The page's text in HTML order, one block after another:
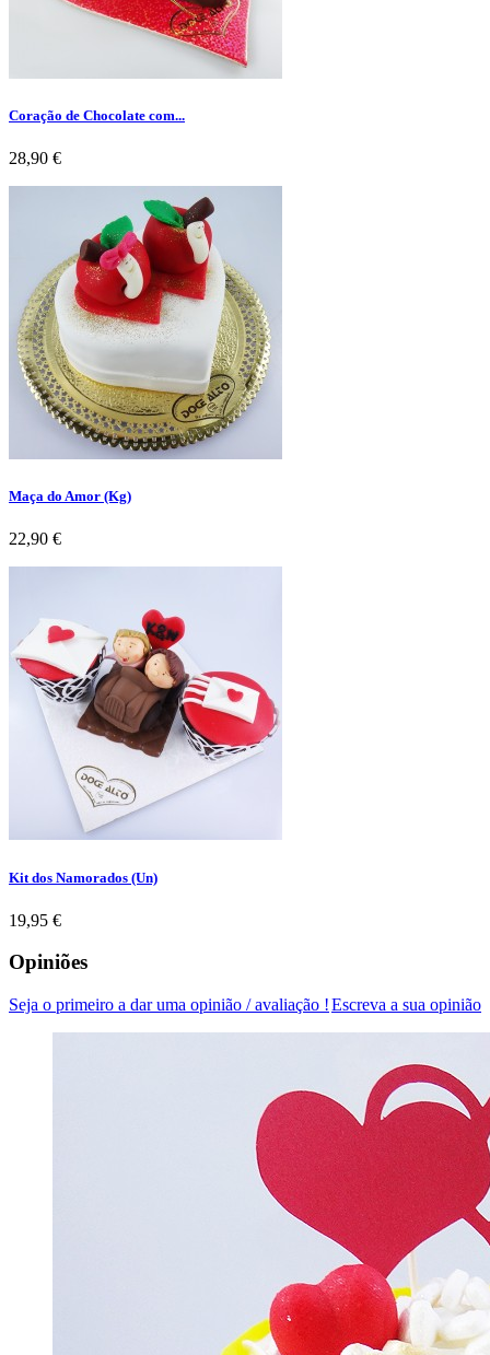
Coração de Chocolate com...
Preço
28,90 €
Maça do Amor (Kg)
Preço
22,90 €
Kit dos Namorados (Un)
Preço
19,95 €
Opiniões
Escreva a sua opinião
Seja o primeiro a dar uma opinião / avaliação !